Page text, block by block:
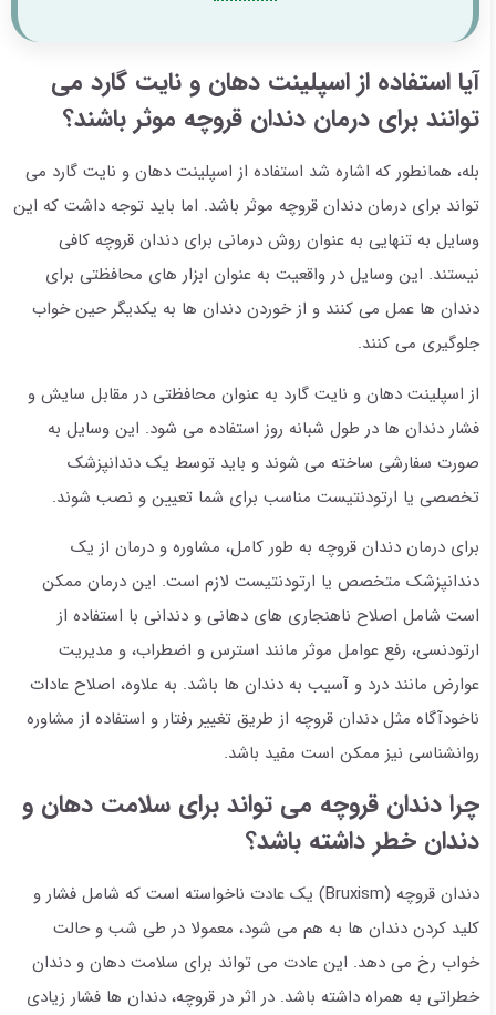
آیا استفاده از اسپلینت دهان و نایت گارد می
توانند برای درمان دندان قروچه موثر باشند؟
بله، همانطور که اشاره شد استفاده از اسپلینت دهان و نایت گارد می
تواند برای درمان دندان قروچه موثر باشد. اما باید توجه داشت که این
وسایل به تنهایی به عنوان روش درمانی برای دندان قروچه کافی
نیستند. این وسایل در واقعیت به عنوان ابزار های محافظتی برای
دندان ها عمل می کنند و از خوردن دندان ها به یکدیگر حین خواب
جلوگیری می کنند.
از اسپلینت دهان و نایت گارد به عنوان محافظتی در مقابل سایش و
فشار دندان ها در طول شبانه روز استفاده می شود. این وسایل به
صورت سفارشی ساخته می شوند و باید توسط یک دندانپزشک
تخصصی یا ارتودنتیست مناسب برای شما تعیین و نصب شوند.
برای درمان دندان قروچه به طور کامل، مشاوره و درمان از یک
دندانپزشک متخصص یا ارتودنتیست لازم است. این درمان ممکن
است شامل اصلاح ناهنجاری های دهانی و دندانی با استفاده از
ارتودنسی، رفع عوامل موثر مانند استرس و اضطراب، و مدیریت
عوارض مانند درد و آسیب به دندان ها باشد. به علاوه، اصلاح عادات
ناخودآگاه مثل دندان قروچه از طریق تغییر رفتار و استفاده از مشاوره
روانشناسی نیز ممکن است مفید باشد.
چرا دندان قروچه می تواند برای سلامت دهان و
دندان خطر داشته باشد؟
دندان قروچه (Bruxism) یک عادت ناخواسته است که شامل فشار و
کلید کردن دندان ها به هم می شود، معمولا در طی شب و حالت
خواب رخ می دهد. این عادت می تواند برای سلامت دهان و دندان
خطراتی به همراه داشته باشد. در اثر در قروچه، دندان ها فشار زیادی